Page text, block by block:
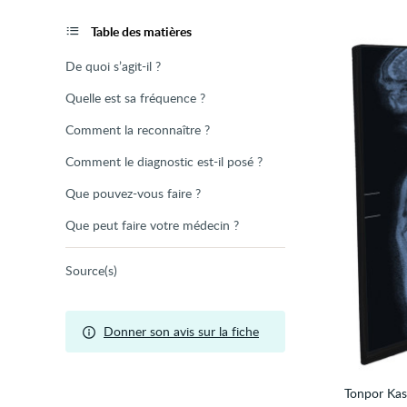
Tonpor
Table des matières
De quoi s’agit-il ?
Quelle est sa fréquence ?
Comment la reconnaître ?
Comment le diagnostic est-il posé ?
Que pouvez-vous faire ?
Que peut faire votre médecin ?
Source(s)
Donner son avis sur la fiche